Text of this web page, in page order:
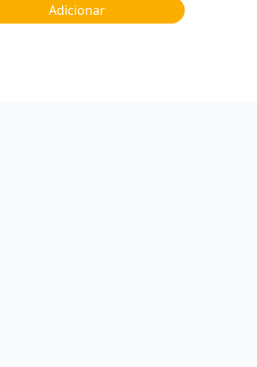
Adicionar